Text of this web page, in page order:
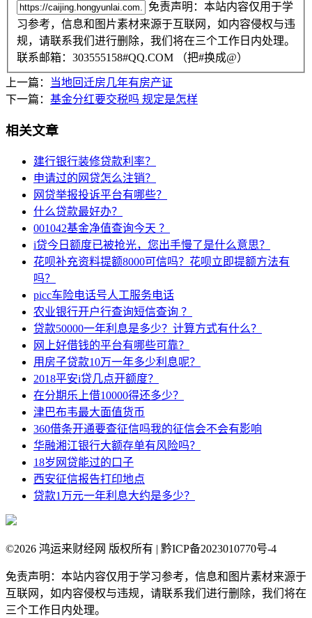
免责声明：本站内容仅用于学
习参考，信息和图片素材来源于互联网，如内容侵权与违
规，请联系我们进行删除，我们将在三个工作日内处理。
联系邮箱：303555158#QQ.COM （把#换成@）
上一篇：
当地回迁房几年有房产证
下一篇： 基金分红要交税吗 规定是怎样
相关文章
建行银行装修贷款利率？
申请过的网贷怎么注销？
网贷举报投诉平台有哪些？
什么贷款最好办？
001042基金净值查询今天 ？
i贷今日额度已被抢光，您出手慢了是什么意思？
花呗补充资料提额8000可信吗？花呗立即提额方法有
吗？
picc车险电话号人工服务电话
农业银行开户行查询短信查询 ？
贷款50000一年利息是多少？计算方式有什么？
网上好借钱的平台有哪些可靠？
用房子贷款10万一年多少利息呢？
2018平安i贷几点开额度？
在分期乐上借10000得还多少？
津巴布韦最大面值货币
360借条开通要查征信吗我的征信会不会有影响
华融湘江银行大额存单有风险吗？
18岁网贷能过的口子
西安征信报告打印地点
贷款1万元一年利息大约是多少？
©2026 鸿运来财经网 版权所有 | 黔ICP备2023010770号-4
免责声明：本站内容仅用于学习参考，信息和图片素材来源于
互联网，如内容侵权与违规，请联系我们进行删除，我们将在
三个工作日内处理。